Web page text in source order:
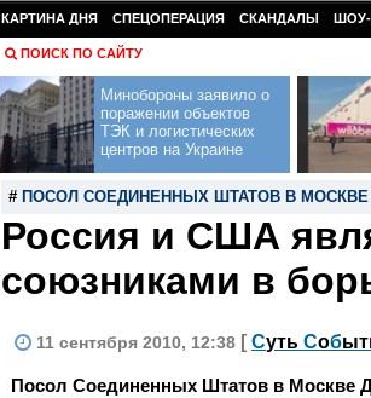
КАРТИНА ДНЯ СПЕЦОПЕРАЦИЯ СКАНДАЛЫ ШОУ-
ПОИСК ПО САЙТУ
Минобороны заявило о
поражении объектов
ТЭК и логистических
центров на Украине
# ПОСОЛ СОЕДИНЕННЫХ ШТАТОВ В
Россия и США
союзниками в
11 сентября 2010, 12:38 [ Суть Соб
Посол Соединенных Штатов в Москве